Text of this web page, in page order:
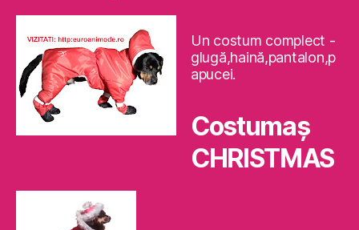
Un costum complect -
glugă,haină,pantalon,p
apucei.
Costumaş
CHRISTMAS